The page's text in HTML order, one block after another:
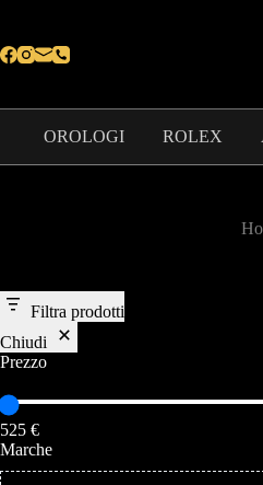
OROLOGI ROLEX
Filtra prodotti
Chiudi
Prezzo
525 €
Marche